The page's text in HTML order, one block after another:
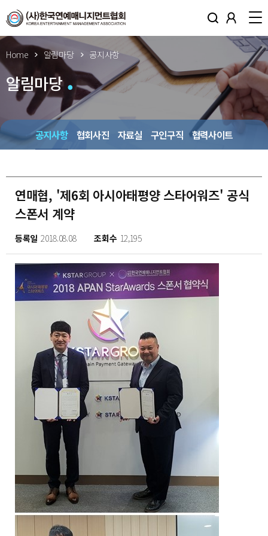
Home 알림마당 공지사항
알림마당
공지사항 협회사진 자료실 구인구직 협력사이트
연매협, '제6회 아시아태평양 스타어워즈' 공식
스폰서 계약
등록일 2018.08.08 조회수 12,195